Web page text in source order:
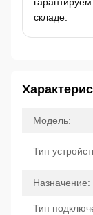
складе.
Модель:
Тип
Назначение:
Тип